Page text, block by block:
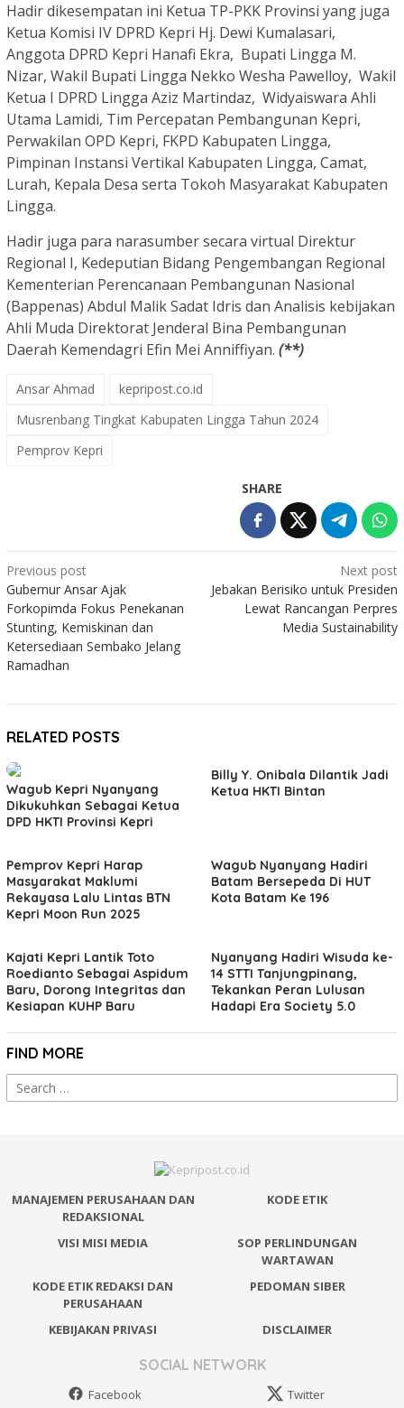
Hadir dikesempatan ini Ketua TP-PKK Provinsi yang juga
Ketua Komisi IV DPRD Kepri Hj. Dewi Kumalasari,
Anggota DPRD Kepri Hanafi Ekra, Bupati Lingga M.
Nizar, Wakil Bupati Lingga Nekko Wesha Pawelloy, Wakil
Ketua I DPRD Lingga Aziz Martindaz, Widyaiswara Ahli
Utama Lamidi, Tim Percepatan Pembangunan Kepri,
Perwakilan OPD Kepri, FKPD Kabupaten Lingga,
Pimpinan Instansi Vertikal Kabupaten Lingga, Camat,
Lurah, Kepala Desa serta Tokoh Masyarakat Kabupaten
Lingga.
Hadir juga para narasumber secara virtual Direktur
Regional I, Kedeputian Bidang Pengembangan Regional
Kementerian Perencanaan Pembangunan Nasional
(Bappenas) Abdul Malik Sadat Idris dan Analisis kebijakan
Ahli Muda Direktorat Jenderal Bina Pembangunan
Daerah Kemendagri Efin Mei Anniffiyan. (**)
Ansar Ahmad
kepripost.co.id
Musrenbang Tingkat Kabupaten Lingga Tahun 2024
Pemprov Kepri
SHARE
Post
navigation
Previous post
Gubernur Ansar Ajak
Forkopimda Fokus Penekanan
Stunting, Kemiskinan dan
Ketersediaan Sembako Jelang
Ramadhan
Next post
Jebakan Berisiko untuk Presiden
Lewat Rancangan Perpres
Media Sustainability
RELATED POSTS
Wagub Kepri Nyanyang
Dikukuhkan Sebagai Ketua
DPD HKTI Provinsi Kepri
Billy Y. Onibala Dilantik Jadi
Ketua HKTI Bintan
Pemprov Kepri Harap
Masyarakat Maklumi
Rekayasa Lalu Lintas BTN
Kepri Moon Run 2025
Wagub Nyanyang Hadiri
Batam Bersepeda Di HUT
Kota Batam Ke 196
Kajati Kepri Lantik Toto
Roedianto Sebagai Aspidum
Baru, Dorong Integritas dan
Kesiapan KUHP Baru
Nyanyang Hadiri Wisuda ke-
14 STTI Tanjungpinang,
Tekankan Peran Lulusan
Hadapi Era Society 5.0
FIND MORE
Search
for:
MANAJEMEN PERUSAHAAN DAN
REDAKSIONAL
KODE ETIK
VISI MISI MEDIA
SOP PERLINDUNGAN
WARTAWAN
KODE ETIK REDAKSI DAN
PERUSAHAAN
PEDOMAN SIBER
KEBIJAKAN PRIVASI DISCLAIMER
SOCIAL NETWORK
Facebook Twitter